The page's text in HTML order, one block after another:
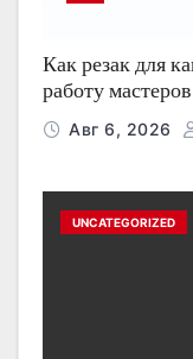
Как резак для
работу
Авг 6, 2026
UNCATEGORIZED